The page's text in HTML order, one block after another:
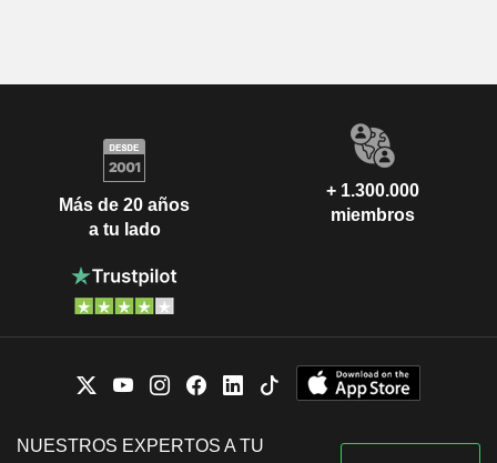
Más de 20 años
a tu lado
+ 1.300.000
miembros
NUESTROS EXPERTOS A TU